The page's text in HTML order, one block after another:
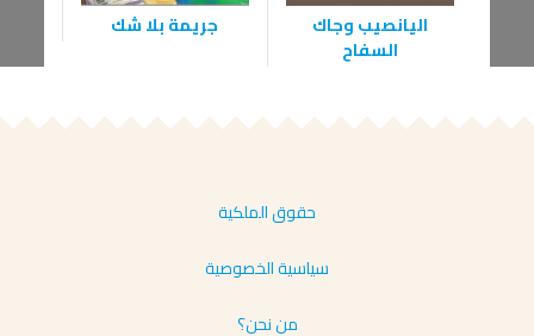
اليانصيب وجاك
السفاح
جريمة بلا شك
حقوق الملكية
سياسية الخصوصية
من نحن؟